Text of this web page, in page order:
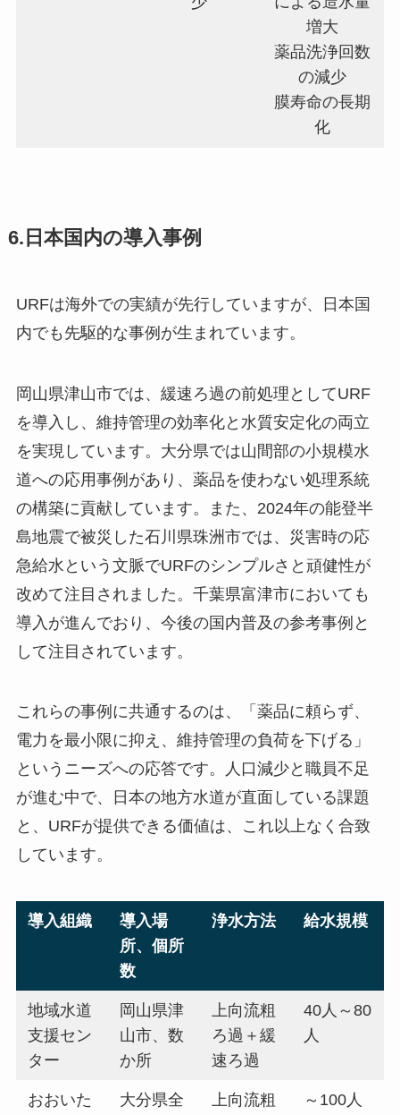
増大
薬品洗浄回数
の減少
膜寿命の長期
化
6.日本国内の導入事例
URFは海外での実績が先行していますが、日本国
内でも先駆的な事例が生まれています。
岡山県津山市では、緩速ろ過の前処理としてURF
を導入し、維持管理の効率化と水質安定化の両立
を実現しています。大分県では山間部の小規模水
道への応用事例があり、薬品を使わない処理系統
の構築に貢献しています。また、2024年の能登半
島地震で被災した石川県珠洲市では、災害時の応
急給水という文脈でURFのシンプルさと頑健性が
改めて注目されました。千葉県富津市においても
導入が進んでおり、今後の国内普及の参考事例と
して注目されています。
これらの事例に共通するのは、「薬品に頼らず、
電力を最小限に抑え、維持管理の負荷を下げる」
というニーズへの応答です。人口減少と職員不足
が進む中で、日本の地方水道が直面している課題
と、URFが提供できる価値は、これ以上なく合致
しています。
導入組織
導入場
所、個所
数
浄水方法 給水規模
地域水道
支援セン
ター
岡山県津
山市、数
か所
上向流粗
ろ過＋緩
速ろ過
40人～80
人
おおいた
大分県全
上向流粗
～100人